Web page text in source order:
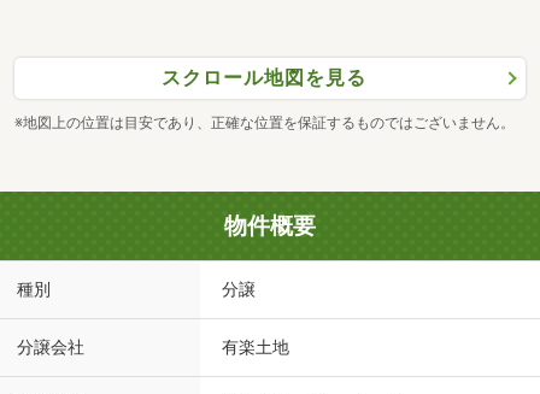
スクロール地図を見る
※地図上の位置は目安であり、正確な位置を保証するものではございません。
物件概要
種別 分譲
分譲会社 有楽土地